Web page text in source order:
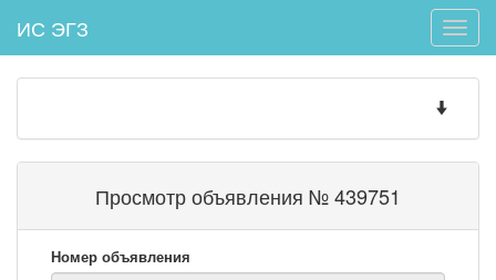
Toggle
ИС ЭГЗ
Toggle
Просмотр объявления № 439751
Номер объявления